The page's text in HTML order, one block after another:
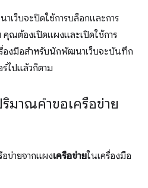
เว็บจะปิดใช้การบล็อกและการ
คุณต้องเปิดแผงและเปิดใช้การ
องมือสำหรับนักพัฒนาเว็บจะบันทึก
ร์ไปแล้วก็ตาม
าณคำขอเครือข่าย
ข่ายจากแผงเครือข่ายในเครื่องมือ